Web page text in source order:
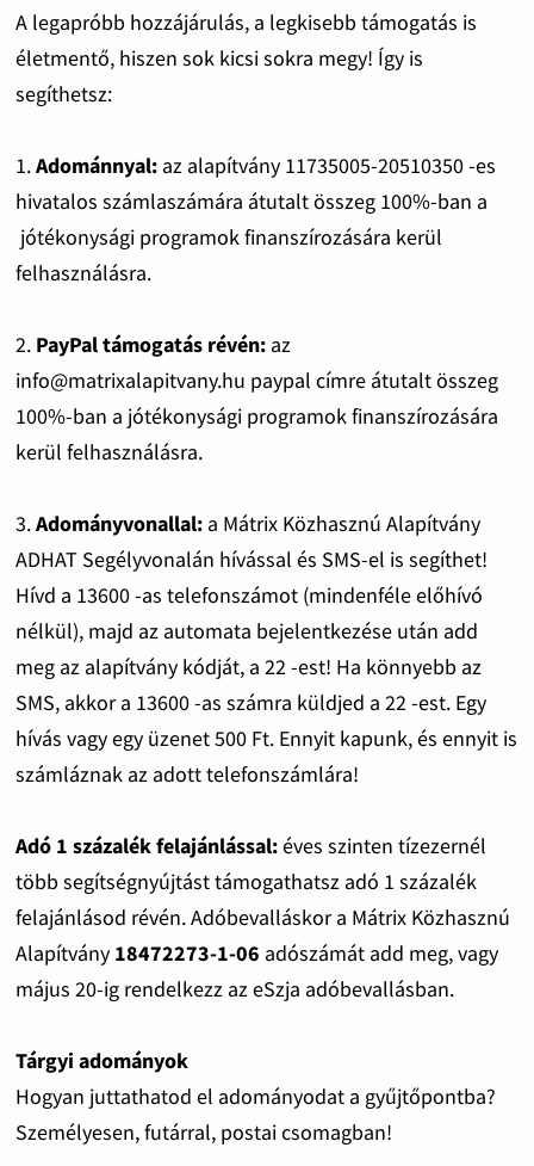
A legapróbb hozzájárulás, a legkisebb támogatás is
életmentő, hiszen sok kicsi sokra megy! Így is
segíthetsz:
1.Adománnyal: az alapítvány 11735005-20510350 -es
hivatalos számlaszámára átutalt összeg 100%-ban a
jótékonysági programok finanszírozására kerül
felhasználásra.
2. PayPal támogatás révén: az
info@matrixalapitvany.hu paypal címre átutalt összeg
100%-ban a jótékonysági programok finanszírozására
kerül felhasználásra.
3.Adományvonallal:a Mátrix Közhasznú Alapítvány
ADHAT Segélyvonalán hívással és SMS-el is segíthet!
Hívd a 13600 -as telefonszámot (mindenféle előhívó
nélkül), majd az automata bejelentkezése után add
meg az alapítvány kódját, a 22 -est! Ha könnyebb az
SMS, akkor a 13600 -as számra küldjed a 22 -est. Egy
hívás vagy egy üzenet 500 Ft. Ennyit kapunk, és ennyit is
számláznak az adott telefonszámlára!
Adó 1 százalék felajánlással:éves szinten tízezernél
több segítségnyújtást támogathatsz adó 1 százalék
felajánlásod révén. Adóbevalláskor a Mátrix Közhasznú
Alapítvány 18472273-1-06 adószámát add meg, vagy
május 20-ig rendelkezz az eSzja adóbevallásban.
Tárgyi adományok
Hogyan juttathatod el adományodat a gyűjtőpontba?
Személyesen, futárral, postai csomagban!